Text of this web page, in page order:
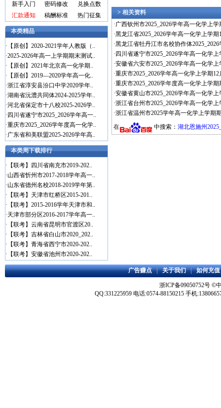
新手入门
密码修改
兑换点数
汇款通知
稿酬标准 热门征集
本类精品
· 【原创】2020-2021学年人教版（..
·2025-2026年高一上学期期末测试..
· 【原创】2021年北京高一化学期..
· 【原创】2019—2020学年高一化..
·浙江省淳安县汾口中学2020学年..
·湖南省沅澧共同体2024-2025学年..
·河北省保定市十八校2025-2026学..
· 四川省遂宁市2025_2026学年高一..
·重庆市2025_2026学年度高一化学..
·广东省和美联盟2025-2026学年高..
本类周下载排行
· 【联考】四川省南充市2019-202..
·山西省忻州市2017-2018学年高一..
·山东省德州名校2018-2019学年第..
· 【联考】天津市红桥区2015-201..
· 【联考】2015-2016学年天津市和..
·天津市部分区2016-2017学年高一..
· 【联考】云南省昆明市官渡区20..
· 【联考】吉林省白山市2020_202..
· 【联考】青海省西宁市2020-202..
· 【联考】安徽省池州市2020-202..
> 相关资料
·广西钦州市2025_2026学年高一化学上
·黑龙江省2025_2026学年高一化学上学
·黑龙江省牡丹江市名校协作体
· 四川省遂宁市2025_2026学年高一化学
·安徽省六安市2025_2026学年高一化学
·重庆市2025_2026学年高一化学上学期
·重庆市2025_2026学年度高一化学上学
·安徽省黄山市2025_2026学年高一化学
·浙江省台州市2025_2026学年高一化学
·浙江省温州市2025学年高一化学上学期
在
中搜索： 湖北恩施州
广告赚点|关于我们|如何充值
浙ICP备09050752号 ©
QQ:331225959 电话:0574-88150215 手机